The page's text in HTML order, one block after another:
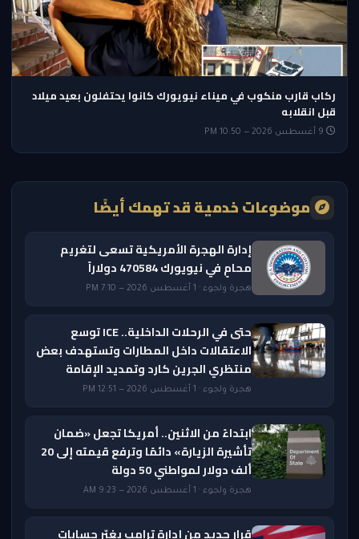
ركاب قارب منكوب في ميناء نيويورك كانوا يحتفلون بعيد ميلاد
قبل انقلابه
موضوعات خدمية قد تهمك أيضًا
إدارة الهجرة الأمريكية تسعى لتغريم
محامٍ في نيويورك 470584 دولاراً
هجرة ولجوء · 1 أغسطس 2026 — 7:10 PM
حتى في الرحلات الداخلية.. ICE توسع
الاعتقالات داخل المطارات وتستهدف بعض
منتظري الجرين كارد وتمديد الإقامة
هجرة ولجوء · 1 أغسطس 2026 — 12:51 PM
ابتداءً من الاثنين.. أمريكا تجعل «ضمان
تأشيرة الزيارة» دائمًا وترفع قيمته إلى 20
ألف دولار لمواطني 50 دولة
هجرة ولجوء · 1 أغسطس 2026 — 9:23 AM
قرار جديد من إدارة ترامب يغيّر حسابات